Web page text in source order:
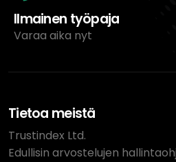
Ilmainen työpaja
Varaa aika nyt
Tietoa meistä
Trustindex Ltd.
Edullisin arvostelujen